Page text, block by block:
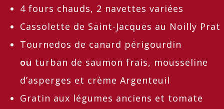
4 fours chauds, 2 navettes variées
Cassolette de Saint-Jacques au Noilly Prat
Tournedos de canard périgourdin
ou turban de saumon frais, mousseline
d’asperges et crème Argenteuil
Gratin aux légumes anciens et tomate